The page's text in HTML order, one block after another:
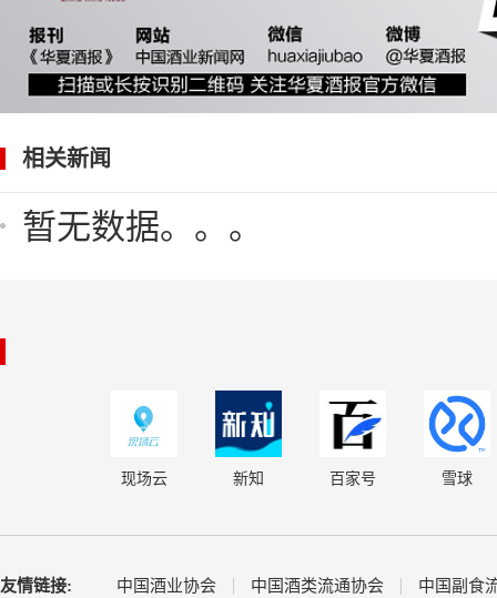
相关新闻
暂无数据。。。
现场云 新知 百家号 雪球
友情链接: 中国酒业协会 中国酒类流通协会 中国副食